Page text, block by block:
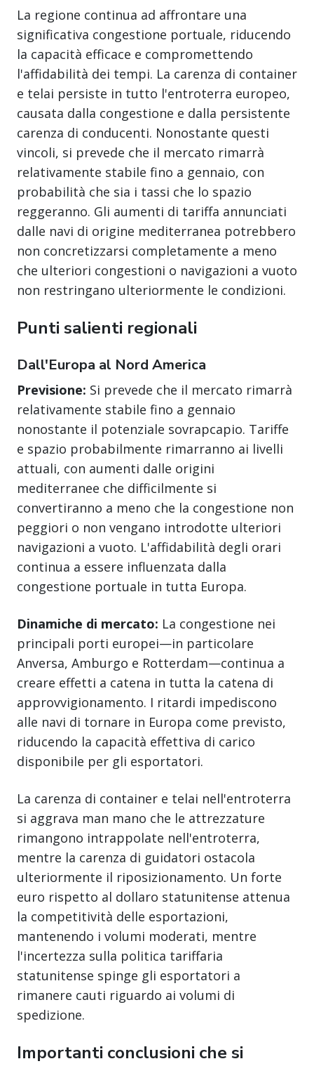
La regione continua ad affrontare una
significativa congestione portuale, riducendo
la capacità efficace e compromettendo
l'affidabilità dei tempi. La carenza di container
e telai persiste in tutto l'entroterra europeo,
causata dalla congestione e dalla persistente
carenza di conducenti. Nonostante questi
vincoli, si prevede che il mercato rimarrà
relativamente stabile fino a gennaio, con
probabilità che sia i tassi che lo spazio
reggeranno. Gli aumenti di tariffa annunciati
dalle navi di origine mediterranea potrebbero
non concretizzarsi completamente a meno
che ulteriori congestioni o navigazioni a vuoto
non restringano ulteriormente le condizioni.
Punti salienti regionali
Dall'Europa al Nord America
Previsione: Si prevede che il mercato rimarrà
relativamente stabile fino a gennaio
nonostante il potenziale sovrapcapio. Tariffe
e spazio probabilmente rimarranno ai livelli
attuali, con aumenti dalle origini
mediterranee che difficilmente si
convertiranno a meno che la congestione non
peggiori o non vengano introdotte ulteriori
navigazioni a vuoto. L'affidabilità degli orari
continua a essere influenzata dalla
congestione portuale in tutta Europa.
Dinamiche di mercato: La congestione nei
principali porti europei—in particolare
Anversa, Amburgo e Rotterdam—continua a
creare effetti a catena in tutta la catena di
approvvigionamento. I ritardi impediscono
alle navi di tornare in Europa come previsto,
riducendo la capacità effettiva di carico
disponibile per gli esportatori.
La carenza di container e telai nell'entroterra
si aggrava man mano che le attrezzature
rimangono intrappolate nell'entroterra,
mentre la carenza di guidatori ostacola
ulteriormente il riposizionamento. Un forte
euro rispetto al dollaro statunitense attenua
la competitività delle esportazioni,
mantenendo i volumi moderati, mentre
l'incertezza sulla politica tariffaria
statunitense spinge gli esportatori a
rimanere cauti riguardo ai volumi di
spedizione.
Importanti conclusioni che si